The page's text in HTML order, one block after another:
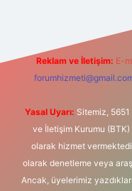
Reklam ve İletişim: E-
Yasal Uyarı: Sitemiz,
ve İletişim Kurumu (BTK)
olarak hizmet
olarak denetleme veya
Ancak, üyelerimiz